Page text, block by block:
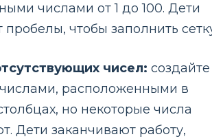
числами от 1 до 100. Дети
чтобы заполнить
чисел: создайте
расположенными в
но некоторые числа
Дети заканчивают работу,